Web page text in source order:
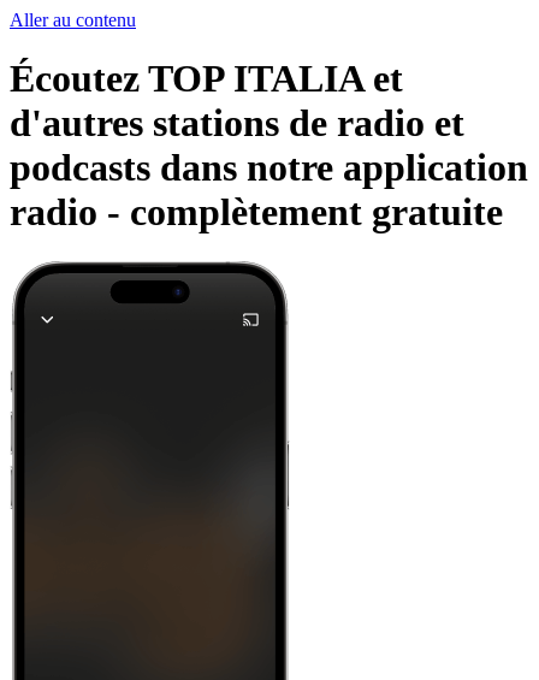
Aller au contenu
Écoutez TOP ITALIA et
d'autres stations de radio et
podcasts dans notre application
radio - complètement gratuite